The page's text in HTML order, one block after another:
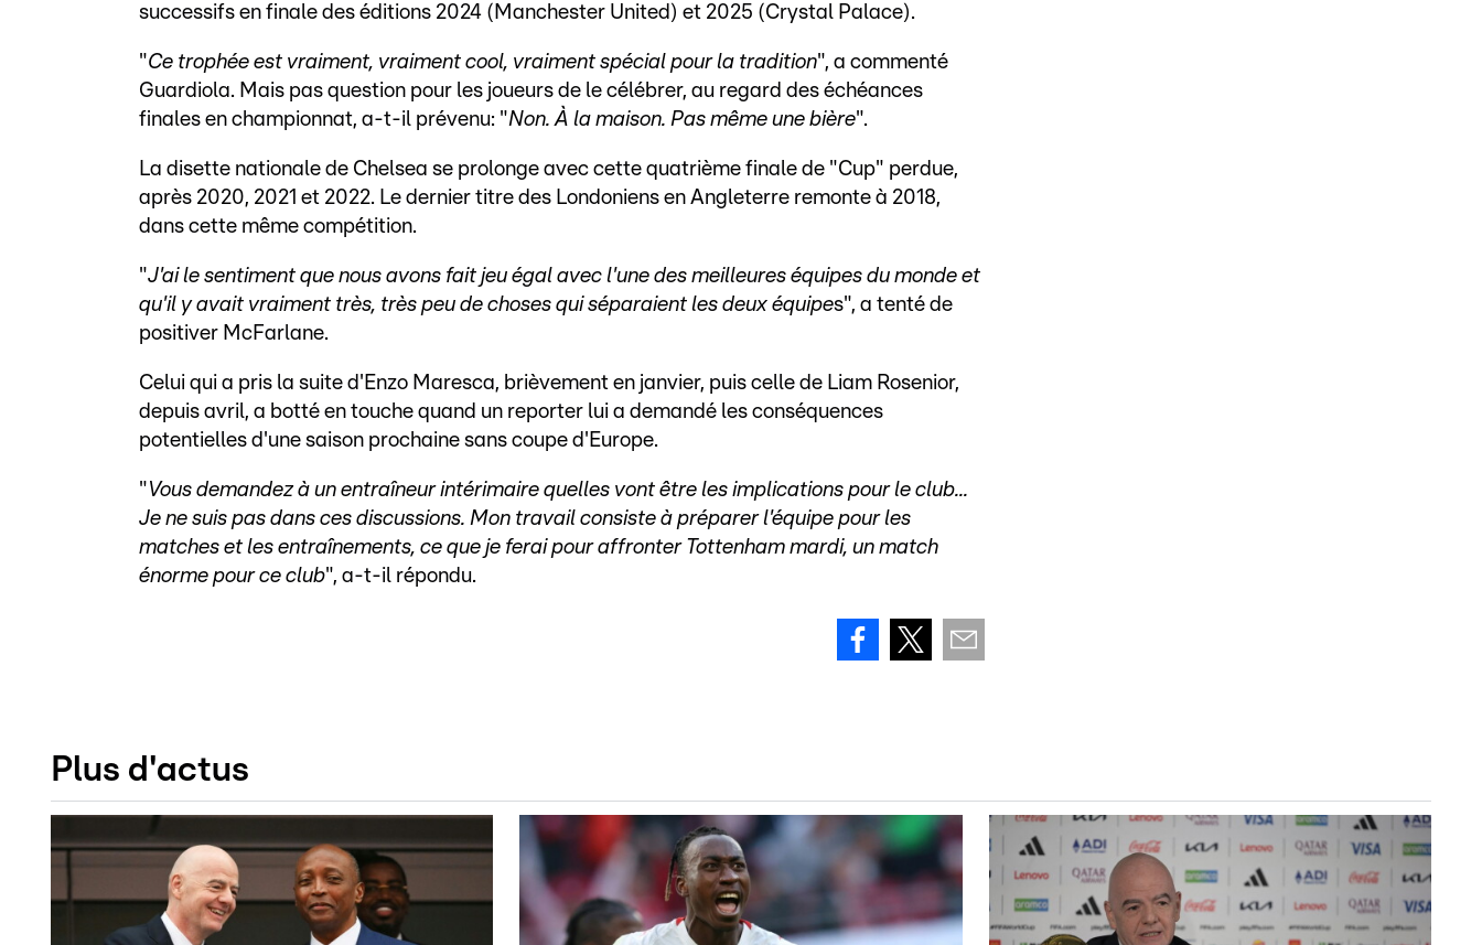
successifs en finale des éditions 2024 (Manchester United) et 2025 (Crystal Palace).
"Ce trophée est vraiment, vraiment cool, vraiment spécial pour la tradition", a commenté
Guardiola. Mais pas question pour les joueurs de le célébrer, au regard des échéances
finales en championnat, a-t-il prévenu: "Non. À la maison. Pas même une bière".
La disette nationale de Chelsea se prolonge avec cette quatrième finale de "Cup" perdue,
après 2020, 2021 et 2022. Le dernier titre des Londoniens en Angleterre remonte à 2018,
dans cette même compétition.
"J'ai le sentiment que nous avons fait jeu égal avec l'une des meilleures équipes du monde et
qu'il y avait vraiment très, très peu de choses qui séparaient les deux équipes", a tenté de
positiver McFarlane.
Celui qui a pris la suite d'Enzo Maresca, brièvement en janvier, puis celle de Liam Rosenior,
depuis avril, a botté en touche quand un reporter lui a demandé les conséquences
potentielles d'une saison prochaine sans coupe d'Europe.
"Vous demandez à un entraîneur intérimaire quelles vont être les implications pour le club...
Je ne suis pas dans ces discussions. Mon travail consiste à préparer l'équipe pour les
matches et les entraînements, ce que je ferai pour affronter Tottenham mardi, un match
énorme pour ce club", a-t-il répondu.
Plus d'actus